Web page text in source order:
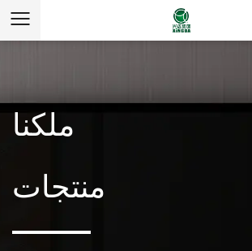
ملكنا
منتجات